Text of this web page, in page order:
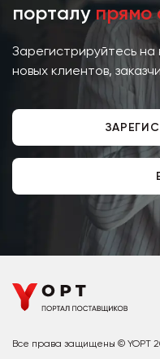
порталу прямо
Зарегистрируйтесь
новых клиентов,
Все права защищены © YOPT